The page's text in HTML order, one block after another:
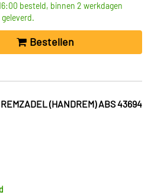
besteld, binnen 2 werkdagen
Bestellen
(HANDREM) ABS 43694